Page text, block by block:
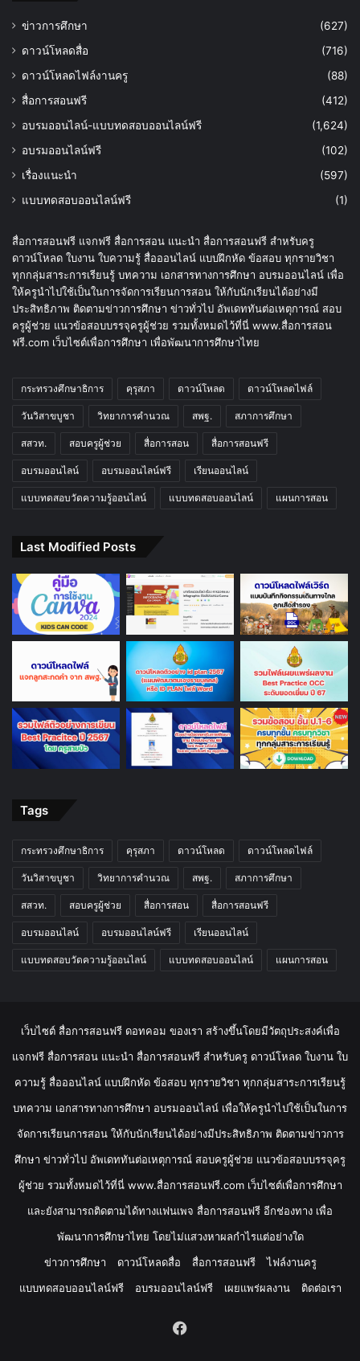
ข่าวการศึกษา
(627)
ดาวน์โหลดสื่อ
(716)
ดาวน์โหลดไฟล์งานครู
(88)
สื่อการสอนฟรี
(412)
อบรมออนไลน์-แบบทดสอบออนไลน์ฟรี
(1,624)
อบรมออนไลน์ฟรี
(102)
เรื่องแนะนำ
(597)
แบบทดสอบออนไลน์ฟรี
(1)
สื่อการสอนฟรี แจกฟรี สื่อการสอน แนะนำ สื่อการสอนฟรี สำหรับครู
ดาวน์โหลด ใบงาน ใบความรู้ สื่อออนไลน์ แบบฝึกหัด ข้อสอบ ทุกรายวิชา
ทุกกลุ่มสาระการเรียนรู้ บทความ เอกสารทางการศึกษา อบรมออนไลน์ เพื่อ
ให้ครูนำไปใช้เป็นในการจัดการเรียนการสอน ให้กับนักเรียนได้อย่างมี
ประสิทธิภาพ ติดตามข่าวการศึกษา ข่าวทั่วไป อัพเดททันต่อเหตุการณ์ สอบ
ครูผู้ช่วย แนวข้อสอบบรรจุครูผู้ช่วย รวมทั้งหมดไว้ที่นี่ www.สื่อการสอน
ฟรี.com เว็บไซต์เพื่อการศึกษา เพื่อพัฒนาการศึกษาไทย
กระทรวงศึกษาธิการ คุรุสภา ดาวน์โหลด ดาวน์โหลดไฟล์
วันวิสาขบูชา วิทยาการคำนวณ สพฐ. สภาการศึกษา
สสวท. สอบครูผู้ช่วย สื่อการสอน สื่อการสอนฟรี
อบรมออนไลน์ อบรมออนไลน์ฟรี เรียนออนไลน์
แบบทดสอบวัดความรู้ออนไลน์ แบบทดสอบออนไลน์ แผนการสอน
Last Modified Posts
Tags
กระทรวงศึกษาธิการ คุรุสภา ดาวน์โหลด ดาวน์โหลดไฟล์
วันวิสาขบูชา วิทยาการคำนวณ สพฐ. สภาการศึกษา
สสวท. สอบครูผู้ช่วย สื่อการสอน สื่อการสอนฟรี
อบรมออนไลน์ อบรมออนไลน์ฟรี เรียนออนไลน์
แบบทดสอบวัดความรู้ออนไลน์ แบบทดสอบออนไลน์ แผนการสอน
เว็บไซต์ สื่อการสอนฟรี ดอทคอม ของเรา สร้างขึ้นโดยมีวัตถุประสงค์เพื่อ
แจกฟรี สื่อการสอน แนะนำ สื่อการสอนฟรี สำหรับครู ดาวน์โหลด ใบงาน ใบ
ความรู้ สื่อออนไลน์ แบบฝึกหัด ข้อสอบ ทุกรายวิชา ทุกกลุ่มสาระการเรียนรู้
บทความ เอกสารทางการศึกษา อบรมออนไลน์ เพื่อให้ครูนำไปใช้เป็นในการ
จัดการเรียนการสอน ให้กับนักเรียนได้อย่างมีประสิทธิภาพ ติดตามข่าวการ
ศึกษา ข่าวทั่วไป อัพเดททันต่อเหตุการณ์ สอบครูผู้ช่วย แนวข้อสอบบรรจุครู
ผู้ช่วย รวมทั้งหมดไว้ที่นี่ www.สื่อการสอนฟรี.com เว็บไซต์เพื่อการศึกษา
และยังสามารถติดตามได้ทางแฟนเพจ สื่อการสอนฟรี อีกช่องทาง เพื่อ
พัฒนาการศึกษาไทย โดยไม่แสวงหาผลกำไรแต่อย่างใด
ข่าวการศึกษา
ดาวน์โหลดสื่อ สื่อการสอนฟรี
ไฟล์งานครู
แบบทดสอบออนไลน์ฟรี
อบรมออนไลน์ฟรี เผยแพร่ผลงาน ติดต่อเรา
Facebook